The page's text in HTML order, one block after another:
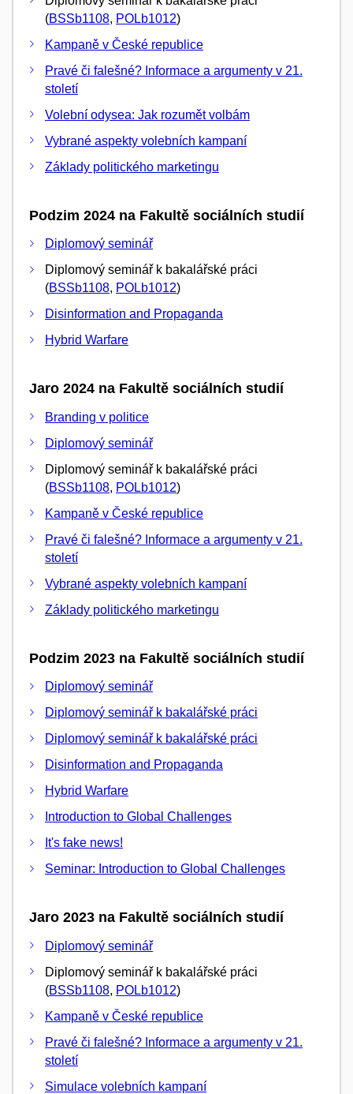
(BSSb1108, POLb1012)
Kampaně v České republice
Pravé či falešné? Informace a argumenty v 21.
století
Volební odysea: Jak rozumět volbám
Vybrané aspekty volebních kampaní
Základy politického marketingu
Podzim 2024 na Fakultě sociálních studií
Diplomový seminář
Diplomový seminář k bakalářské práci
(BSSb1108, POLb1012)
Disinformation and Propaganda
Hybrid Warfare
Jaro 2024 na Fakultě sociálních studií
Branding v politice
Diplomový seminář
Diplomový seminář k bakalářské práci
(BSSb1108, POLb1012)
Kampaně v České republice
Pravé či falešné? Informace a argumenty v 21.
století
Vybrané aspekty volebních kampaní
Základy politického marketingu
Podzim 2023 na Fakultě sociálních studií
Diplomový seminář
Diplomový seminář k bakalářské práci
Diplomový seminář k bakalářské práci
Disinformation and Propaganda
Hybrid Warfare
Introduction to Global Challenges
It's fake news!
Seminar: Introduction to Global Challenges
Jaro 2023 na Fakultě sociálních studií
Diplomový seminář
Diplomový seminář k bakalářské práci
(BSSb1108, POLb1012)
Kampaně v České republice
Pravé či falešné? Informace a argumenty v 21.
století
Simulace volebních kampaní